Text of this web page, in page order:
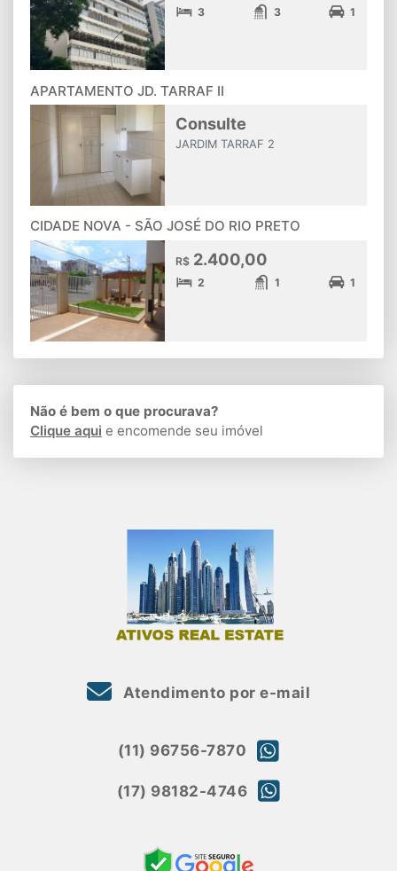
3 3 1
APARTAMENTO JD. TARRAF II
Consulte
JARDIM TARRAF 2
CIDADE NOVA - SÃO JOSÉ DO RIO PRETO
R$ 2.400,00
2 1 1
Não é bem o que procurava?
Clique aqui e encomende seu imóvel
Atendimento por e-mail
(11) 96756-7870
(17) 98182-4746